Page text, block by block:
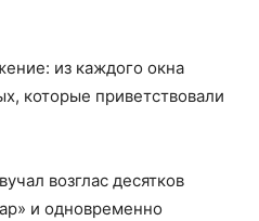
из каждого окна
которые приветствовали
возглас десятков
и одновременно